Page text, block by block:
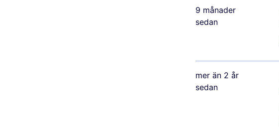
9 månader
sedan
mer än 2 år
sedan